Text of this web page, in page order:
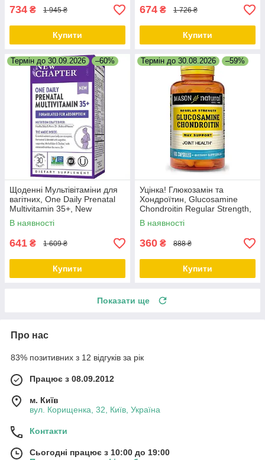
734 ₴ 1 945 ₴
Купити
674 ₴ 1 726 ₴
Купити
Термін до 30.09.2026 –60%
Щоденні Мультівітаміни для
вагітних, One Daily Prenatal
Multivitamin 35+, New
Chapter, 30 таблеток
В наявності
641 ₴ 1 609 ₴
Купити
Термін до 30.08.2026 –59%
Уцінка! Глюкозамін та
Хондроїтин, Glucosamine
Chondroitin Regular Strength,
Mason Natural, 100 капсул
В наявності
360 ₴ 888 ₴
Купити
Показати ще
Про нас
83% позитивних з 12 відгуків за рік
Працює з 08.09.2012
м. Київ
вул. Корищенка, 32, Київ, Україна
Контакти
Сьогодні працює з 10:00 до 19:00